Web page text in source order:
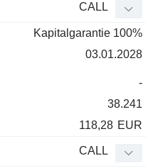
CALL
Kapitalgarantie 100%
03.01.2028
-
38.241
118,28 EUR
CALL